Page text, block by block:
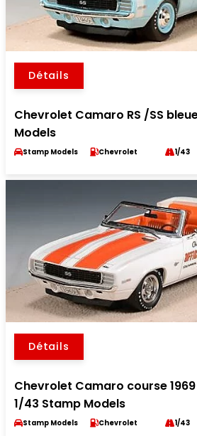
Détails
Chevrolet Camaro RS /SS
Models
Stamp Models Chevrolet 1/43
Détails
Chevrolet Camaro course
1/43 Stamp Models
Stamp Models Chevrolet 1/43